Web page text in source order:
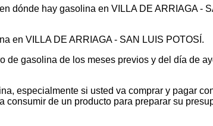
dónde hay gasolina en VILLA DE ARRIAGA -
en VILLA DE ARRIAGA - SAN LUIS POTOSÍ.
de gasolina de los meses previos y del día de
especialmente si usted va comprar y pagar
consumir de un producto para preparar su